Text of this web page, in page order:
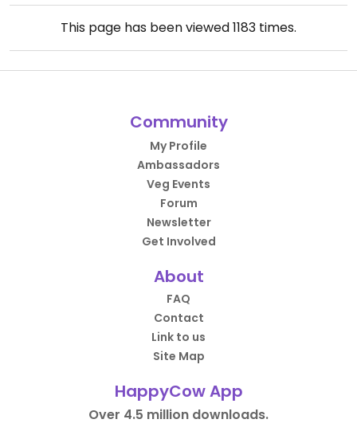
This page has been viewed1183 times.
Community
My Profile
Ambassadors
Veg Events
Forum
Newsletter
Get Involved
About
FAQ
Contact
Link to us
Site Map
HappyCow App
Over 4.5 million downloads.